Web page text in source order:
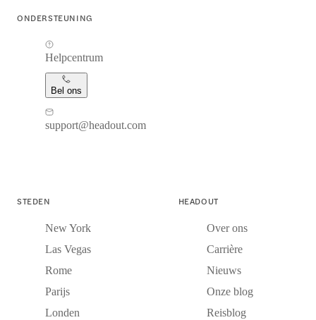
ONDERSTEUNING
Helpcentrum
Bel ons
support@headout.com
STEDEN
New York
Las Vegas
Rome
Parijs
Londen
HEADOUT
Over ons
Carrière
Nieuws
Onze blog
Reisblog